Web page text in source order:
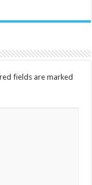
fields are marked